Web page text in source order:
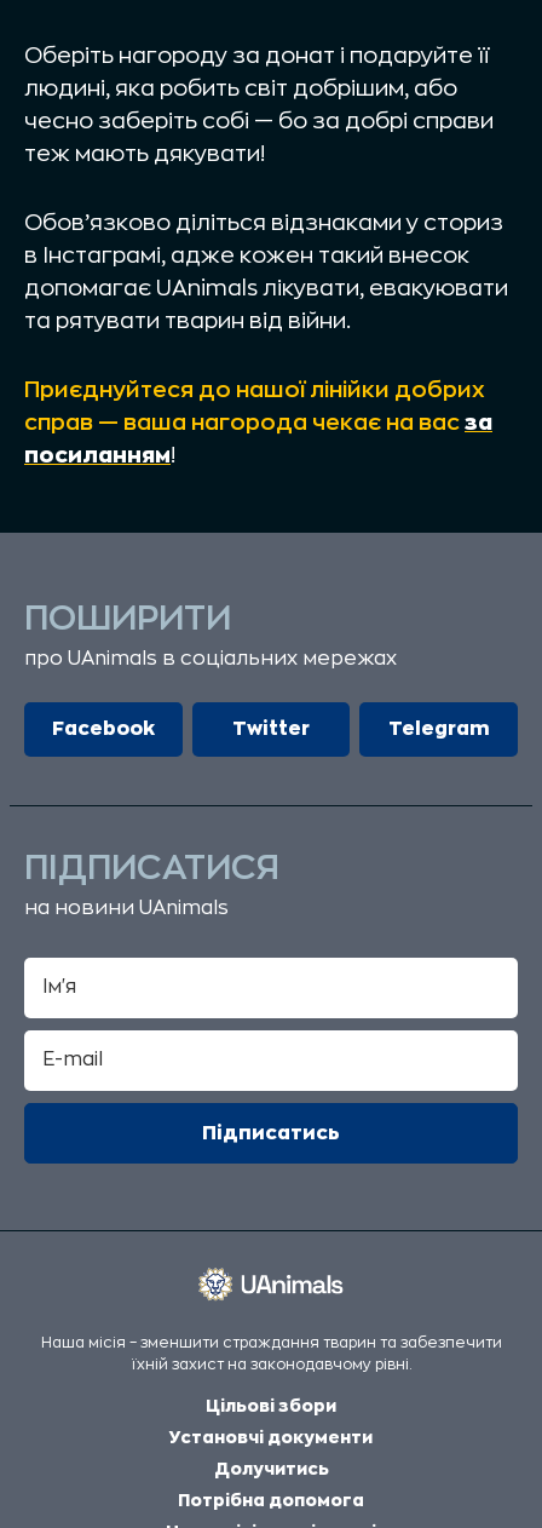
Оберіть нагороду за донат і подаруйте її
людині, яка робить світ добрішим, або
чесно заберіть собі — бо за добрі справи
теж мають дякувати!
Обов’язково діліться відзнаками у сториз
в Інстаграмі, адже кожен такий внесок
допомагає UAnimals лікувати, евакуювати
та рятувати тварин від війни.
Приєднуйтеся до нашої лінійки добрих
справ — ваша нагорода чекає на вас за
посиланням!
ПОШИРИТИ
про UAnimals в соціальних мережах
Facebook Twitter Telegram
ПІДПИСАТИСЯ
на новини UAnimals
Наша місія – зменшити страждання тварин та забезпечити
їхній захист на законодавчому рівні.
Цільові збори
Установчі документи
Долучитись
Потрібна допомога